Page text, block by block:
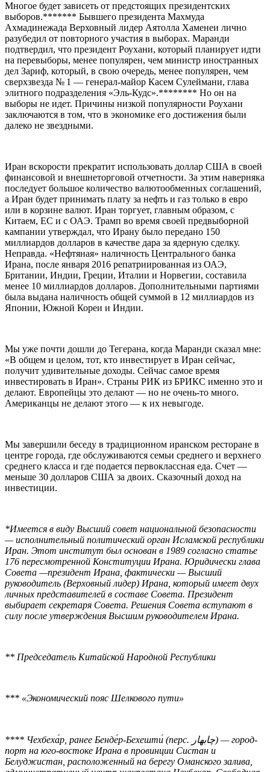
Многое будет зависеть от предстоящих президентских
выборов.******* Бывшего президента Махмуда
Ахмадинежада Верховный лидер Аятолла Хаменеи лично
разубедил от повторного участия в выборах. Маранди
подтвердил, что президент Роухани, который планирует идти
на перевыборы, менее популярен, чем министр иностранных
дел Зариф, который, в свою очередь, менее популярен, чем
сверхзвезда № 1 — генерал-майор Касем Сулеймани, глава
элитного подразделения «Эль-Кудс».******** Но он на
выборы не идет. Причины низкой популярности Роухани
заключаются в том, что в экономике его достижения были
далеко не звездными.
Иран вскорости прекратит использовать доллар США в своей
финансовой и внешнеторговой отчетности. За этим наверняка
последует большое количество валютообменных соглашений,
а Иран будет принимать плату за нефть и газ только в евро
или в корзине валют. Иран торгует, главным образом, с
Китаем, ЕС и с ОАЭ. Трамп во время своей предвыборной
кампании утверждал, что Ирану было передано 150
миллиардов долларов в качестве дара за ядерную сделку.
Неправда. «Нефтяная» наличность Центрального банка
Ирана, после января 2016 репатриированная из ОАЭ,
Британии, Индии, Греции, Италии и Норвегии, составила
менее 10 миллиардов долларов. Дополнительными партиями
была выдана наличность общей суммой в 12 миллиардов из
Японии, Южной Кореи и Индии.
Мы уже почти дошли до Тегерана, когда Маранди сказал мне:
«В общем и целом, тот, кто инвестирует в Иран сейчас,
получит удивительные доходы. Сейчас самое время
инвестировать в Иран». Страны РИК из БРИКС именно это и
делают. Европейцы это делают — но не очень-то много.
Американцы не делают этого — к их невыгоде.
Мы завершили беседу в традиционном иранском ресторане в
центре города, где обслуживаются семьи среднего и верхнего
среднего класса и где подается первоклассная еда. Счет —
меньше 30 долларов США за двоих. Сказочный доход на
инвестиции.
*Имеется в виду Высший совет национальной безопасности
— исполнительный политический орган Исламской республики
Иран. Этот институт был основан в 1989 согласно статье
176 пересмотренной Конституции Ирана. Юридически глава
Совета —президент Ирана, фактически — Высший
руководитель (Верховный лидер) Ирана, который имеет двух
личных представителей в составе Совета. Президент
выбирает секретаря Совета. Решения Совета вступают в
силу после утверждения Высшим руководителем Ирана.
** Председатель Китайской Народной Республики
*** «Экономический пояс Шелкового пути»
**** Чехбеха́р, ранее Бенде́р-Бехешти́ (перс. چابهار‎) — город-
порт на юго-востоке Ирана в провинции Систан и
Белуджистан, расположенный на берегу Оманского залива,